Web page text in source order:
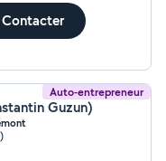
Contacter
Auto-entrepreneur
Guzun)